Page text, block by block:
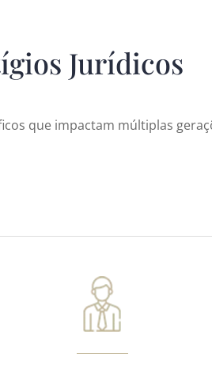
Jurídicos
que impactam múltiplas